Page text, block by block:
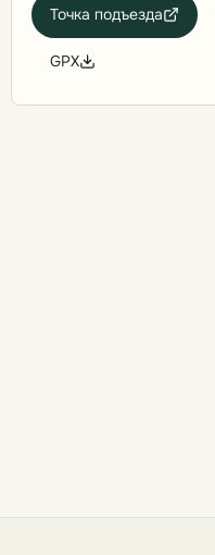
Точка подъезда
GPX